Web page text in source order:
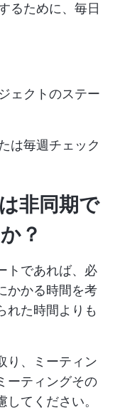
るために、毎日
ェクトのステー
は毎週チェック
非同期で
？
トであれば、必
かかる時間を考
れた時間よりも
り、ミーティン
ーティングその
てください。